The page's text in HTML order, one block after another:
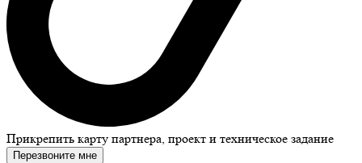
Прикрепить карту партнера, проект и техническое задание
Перезвоните мне